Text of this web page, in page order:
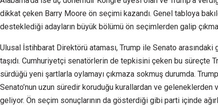
dikkat çeken Barry Moore ön seçimi kazandı. Genel tabloya
desteklediği adayların büyük bölümü ön seçimlerden galip
Ulusal İstihbarat Direktörü ataması, Trump ile Senato
taşıdı. Cumhuriyetçi senatörlerin de tepkisini çeken bu süreçte
sürdüğü yeni şartlarla oylamayı çıkmaza sokmuş durumda.
Senato’nun uzun süredir koruduğu kurallardan ve geleneklerden
geliyor. Ön seçim sonuçlarının da gösterdiği gibi parti içinde